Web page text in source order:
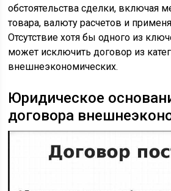
обстоятельства сделки, включая
товара, валюту расчетов и
Отсутствие хотя бы одного из
может исключить договор из
внешнеэкономических.
Юридическое
договора